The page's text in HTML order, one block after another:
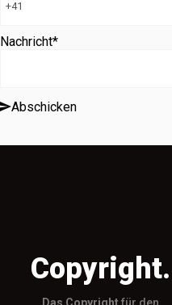
Nachricht*
Abschicken
Copyright.